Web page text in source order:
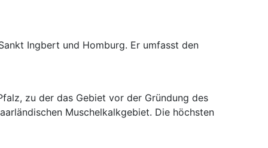
Ingbert und Homburg. Er umfasst den
zu der das Gebiet vor der Gründung des
Muschelkalkgebiet. Die höchsten